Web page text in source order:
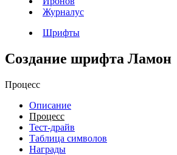
Журналус
Шрифты
Создание шрифта Ламон
Процесс
Описание
Процесс
Тест-драйв
Таблица символов
Награды